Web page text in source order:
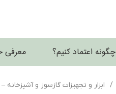
چگونه اعتماد کنیم؟ معرفی
برش
ابزار و تجهیزات گازسوز و آشپزخانه